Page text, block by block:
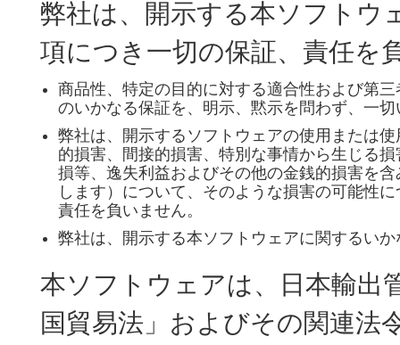
弊社は、開示する本ソフトウ
項につき一切の保証、責任を
商品性、特定の目的に対する適合性および第
のいかなる保証を、明示、黙示を問わず、一
弊社は、開示するソフトウェアの使用または
的損害、間接的損害、特別な事情から生じる
損等、逸失利益およびその他の金銭的損害を
します）について、そのような損害の可能性
責任を負いません。
弊社は、開示する本ソフトウェアに関するい
本ソフトウェアは、日本輸出
国貿易法」およびその関連法